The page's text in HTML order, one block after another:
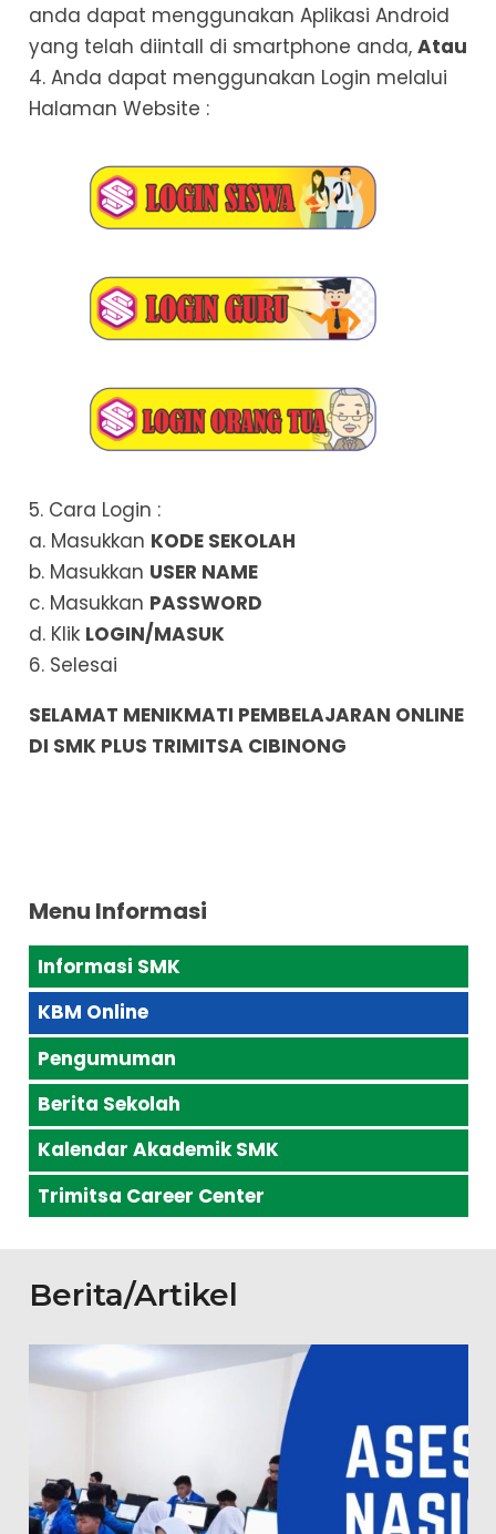
anda dapat menggunakan Aplikasi Android
yang telah diintall di smartphone anda, Atau
4. Anda dapat menggunakan Login melalui
Halaman Website :
5. Cara Login :
a. Masukkan KODE SEKOLAH
b. Masukkan USER NAME
c. Masukkan PASSWORD
d. Klik LOGIN/MASUK
6. Selesai
SELAMAT MENIKMATI PEMBELAJARAN ONLINE
DI SMK PLUS TRIMITSA CIBINONG
Menu Informasi
Informasi SMK
KBM Online
Pengumuman
Berita Sekolah
Kalendar Akademik SMK
Trimitsa Career Center
Berita/Artikel